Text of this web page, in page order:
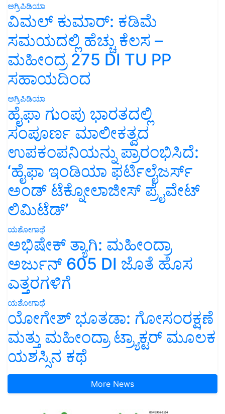
ಅಗ್ರಿಪಿಡಿಯಾ
ವಿಮಲ್ ಕುಮಾರ್: ಕಡಿಮೆ
ಸಮಯದಲ್ಲಿ ಹೆಚ್ಚು ಕೆಲಸ –
ಮಹೀಂದ್ರ 275 DI TU PP
ಸಹಾಯದಿಂದ
ಅಗ್ರಿಪಿಡಿಯಾ
ಹೈಫಾ ಗುಂಪು ಭಾರತದಲ್ಲಿ
ಸಂಪೂರ್ಣ ಮಾಲೀಕತ್ವದ
ಉಪಕಂಪನಿಯನ್ನು ಪ್ರಾರಂಭಿಸಿದೆ:
‘ಹೈಫಾ ಇಂಡಿಯಾ ಫರ್ಟಿಲೈಜರ್ಸ್
ಅಂಡ್ ಟೆಕ್ನೋಲಾಜೀಸ್ ಪ್ರೈವೇಟ್
ಲಿಮಿಟೆಡ್’
ಯಶೋಗಾಥೆ
ಅಭಿಷೇಕ್ ತ್ಯಾಗಿ: ಮಹೀಂದ್ರಾ
ಅರ್ಜುನ್ 605 DI ಜೊತೆ ಹೊಸ
ಎತ್ತರಗಳಿಗೆ
ಯಶೋಗಾಥೆ
ಯೋಗೇಶ್ ಭೂತಡಾ: ಗೋಸಂರಕ್ಷಣೆ
ಮತ್ತು ಮಹೀಂದ್ರಾ ಟ್ರ್ಯಾಕ್ಟರ್ ಮೂಲಕ
ಯಶಸ್ಸಿನ ಕಥೆ
More News